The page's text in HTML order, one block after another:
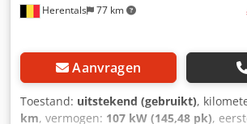
Herentals 77 km
Aanvragen
Toestand: uitstekend (gebruikt),
km, vermogen: 107 kW (145,48 pk),